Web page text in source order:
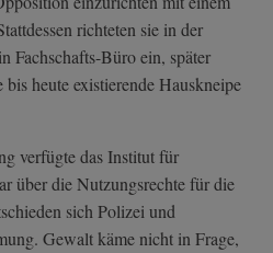
richteten sie in der
Fachschafts-Büro ein, später
heute existierende Hauskneipe
verfügte das Institut für
über die Nutzungsrechte für die
sich Polizei und
Gewalt käme nicht in Frage,